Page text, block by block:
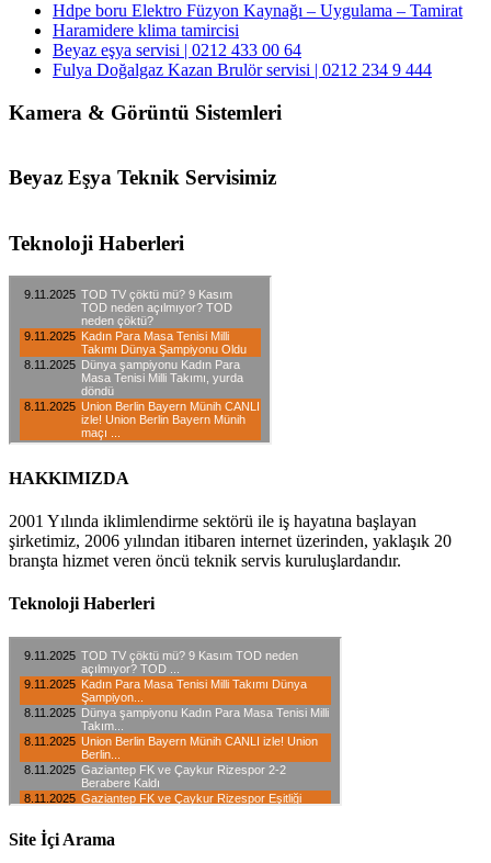
Hdpe boru Elektro Füzyon Kaynağı – Uygulama – Tamirat
Haramidere klima tamircisi
Beyaz eşya servisi | 0212 433 00 64
Fulya Doğalgaz Kazan Brulör servisi | 0212 234 9 444
Kamera & Görüntü Sistemleri
Beyaz Eşya Teknik Servisimiz
Teknoloji Haberleri
HAKKIMIZDA
2001 Yılında iklimlendirme sektörü ile iş hayatına başlayan
şirketimiz, 2006 yılından itibaren internet üzerinden, yaklaşık 20
branşta hizmet veren öncü teknik servis kuruluşlardandır.
Teknoloji Haberleri
Site İçi Arama